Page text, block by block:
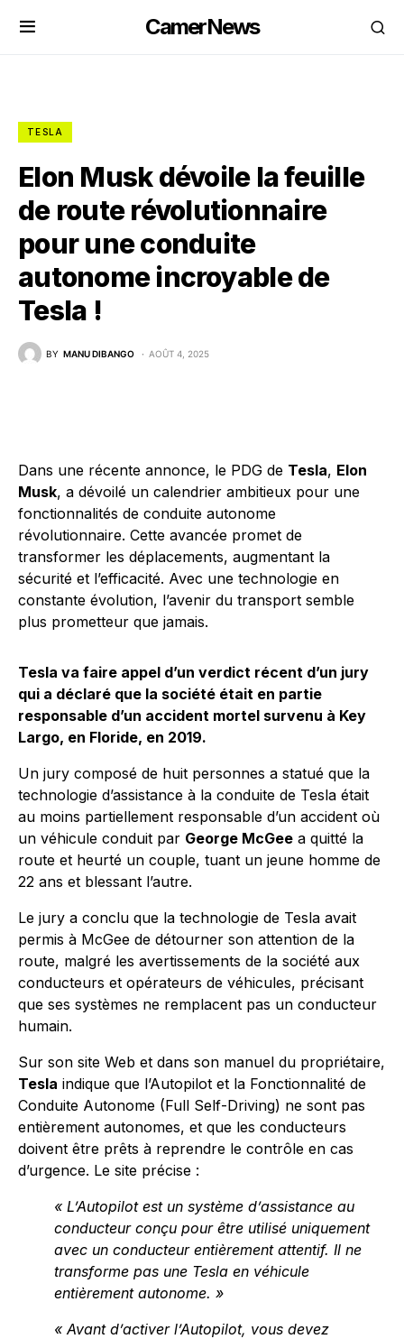
CamerNews
TESLA
Elon Musk dévoile la feuille
de route révolutionnaire
pour une conduite
autonome incroyable de
Tesla !
BY MANU DIBANGO AOÛT 4, 2025
Dans une récente annonce, le PDG de Tesla, Elon
Musk, a dévoilé un calendrier ambitieux pour une
fonctionnalités de conduite autonome
révolutionnaire. Cette avancée promet de
transformer les déplacements, augmentant la
sécurité et l’efficacité. Avec une technologie en
constante évolution, l’avenir du transport semble
plus prometteur que jamais.
Tesla va faire appel d’un verdict récent d’un jury
qui a déclaré que la société était en partie
responsable d’un accident mortel survenu à Key
Largo, en Floride, en 2019.
Un jury composé de huit personnes a statué que la
technologie d’assistance à la conduite de Tesla était
au moins partiellement responsable d’un accident où
un véhicule conduit par George McGee a quitté la
route et heurté un couple, tuant un jeune homme de
22 ans et blessant l’autre.
Le jury a conclu que la technologie de Tesla avait
permis à McGee de détourner son attention de la
route, malgré les avertissements de la société aux
conducteurs et opérateurs de véhicules, précisant
que ses systèmes ne remplacent pas un conducteur
humain.
Sur son site Web et dans son manuel du propriétaire,
Tesla indique que l’Autopilot et la Fonctionnalité de
Conduite Autonome (Full Self-Driving) ne sont pas
entièrement autonomes, et que les conducteurs
doivent être prêts à reprendre le contrôle en cas
d’urgence. Le site précise :
« L’Autopilot est un système d’assistance au
conducteur conçu pour être utilisé uniquement
avec un conducteur entièrement attentif. Il ne
transforme pas une Tesla en véhicule
entièrement autonome. »
« Avant d’activer l’Autopilot, vous devez